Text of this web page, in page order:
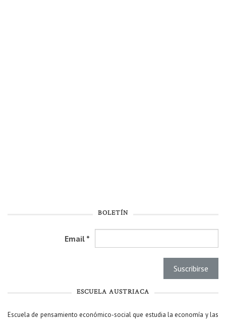
BOLETÍN
Email *
ESCUELA AUSTRIACA
Escuela de pensamiento económico-social que estudia la economía y las